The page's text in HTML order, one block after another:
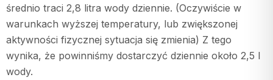
średnio traci 2,8 litra wody dziennie. (Oczywiście w
warunkach wyższej temperatury, lub zwiększonej
aktywności fizycznej sytuacja się zmienia) Z tego
wynika, że powinniśmy dostarczyć dziennie około 2,5 l
wody.